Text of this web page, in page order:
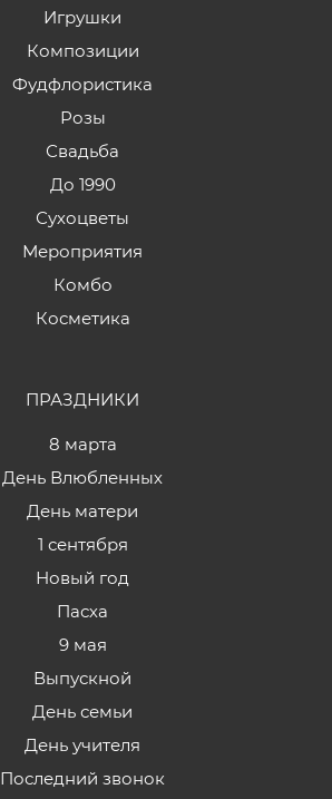
Игрушки
Композиции
Фудфлористика
Розы
Свадьба
До 1990
Сухоцветы
Мероприятия
Комбо
Косметика
ПРАЗДНИКИ
8 марта
День Влюбленных
День матери
1 сентября
Новый год
Пасха
9 мая
Выпускной
День семьи
День учителя
Последний звонок